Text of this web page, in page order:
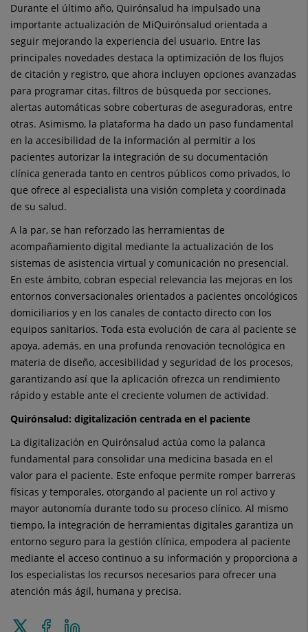
Durante el último año, Quirónsalud ha impulsado una
importante actualización de MiQuirónsalud orientada a
seguir mejorando la experiencia del usuario. Entre las
principales novedades destaca la optimización de los flujos
de citación y registro, que ahora incluyen opciones avanzadas
para programar citas, filtros de búsqueda por secciones,
alertas automáticas sobre coberturas de aseguradoras, entre
otras. Asimismo, la plataforma ha dado un paso fundamental
en la accesibilidad de la información al permitir a los
pacientes autorizar la integración de su documentación
clínica generada tanto en centros públicos como privados, lo
que ofrece al especialista una visión completa y coordinada
de su salud.
A la par, se han reforzado las herramientas de
acompañamiento digital mediante la actualización de los
sistemas de asistencia virtual y comunicación no presencial.
En este ámbito, cobran especial relevancia las mejoras en los
entornos conversacionales orientados a pacientes oncológicos
domiciliarios y en los canales de contacto directo con los
equipos sanitarios. Toda esta evolución de cara al paciente se
apoya, además, en una profunda renovación tecnológica en
materia de diseño, accesibilidad y seguridad de los procesos,
garantizando así que la aplicación ofrezca un rendimiento
rápido y estable ante el creciente volumen de actividad.
Quirónsalud: digitalización centrada en el paciente
La digitalización en Quirónsalud actúa como la palanca
fundamental para consolidar una medicina basada en el
valor para el paciente. Este enfoque permite romper barreras
físicas y temporales, otorgando al paciente un rol activo y
mayor autonomía durante todo su proceso clínico. Al mismo
tiempo, la integración de herramientas digitales garantiza un
entorno seguro para la gestión clínica, empodera al paciente
mediante el acceso continuo a su información y proporciona a
los especialistas los recursos necesarios para ofrecer una
atención más ágil, humana y precisa.
Enviar
Compartir